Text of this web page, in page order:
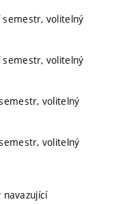
semestr, volitelný
semestr, volitelný
volitelný
volitelný